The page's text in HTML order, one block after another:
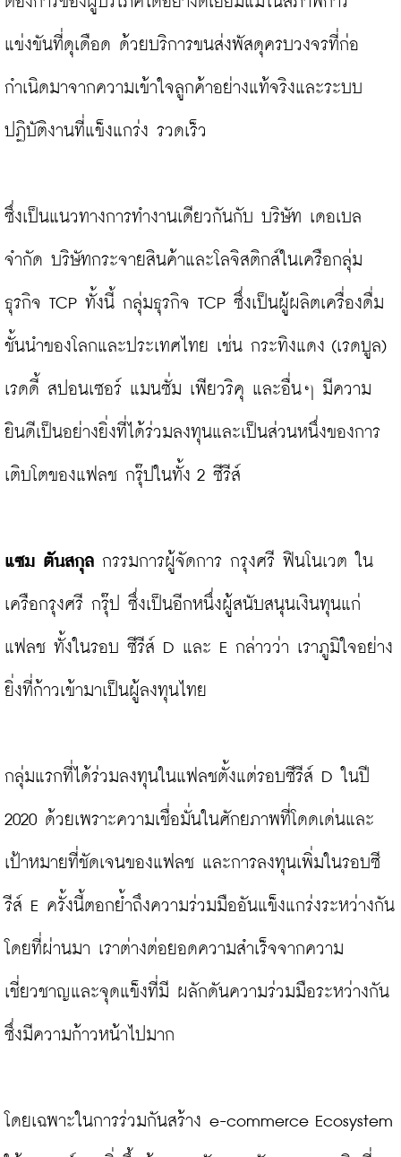
แข่งขันที่ดุเดือด ด้วยบริการขนส่งพัสดุครบวงจรที่ก่อ
กำเนิดมาจากความเข้าใจลูกค้าอย่างแท้จริงและระบบ
ปฏิบัติงานที่แข็งแกร่ง รวดเร็ว
ซึ่งเป็นแนวทางการทำงานเดียวกันกับ บริษัท เดอเบล
จำกัด บริษัทกระจายสินค้าและโลจิสติกส์ในเครือกลุ่ม
ธุรกิจ TCP ทั้งนี้ กลุ่มธุรกิจ TCP ซึ่งเป็นผู้ผลิตเครื่องดื่ม
ชั้นนำของโลกและประเทศไทย เช่น กระทิงแดง (เรดบูล)
เรดดี้ สปอนเซอร์ แมนซั่ม เพียวริคุ และอื่นๆ มีความ
ยินดีเป็นอย่างยิ่งที่ได้ร่วมลงทุนและเป็นส่วนหนึ่งของการ
เติบโตของแฟลช กรุ๊ปในทั้ง 2 ซีรีส์
แซม ตันสกุล กรรมการผู้จัดการ กรุงศรี ฟินโนเวต ใน
เครือกรุงศรี กรุ๊ป ซึ่งเป็นอีกหนึ่งผู้สนับสนุนเงินทุนแก่
แฟลช ทั้งในรอบ ซีรีส์ D และ E กล่าวว่า เราภูมิใจอย่าง
ยิ่งที่ก้าวเข้ามาเป็นผู้ลงทุนไทย
กลุ่มแรกที่ได้ร่วมลงทุนในแฟลชตั้งแต่รอบซีรีส์ D ในปี
2020 ด้วยเพราะความเชื่อมั่นในศักยภาพที่โดดเด่นและ
เป้าหมายที่ชัดเจนของแฟลช และการลงทุนเพิ่มในรอบซี
รีส์ E ครั้งนี้ตอกย้ำถึงความร่วมมืออันแข็งแกร่งระหว่างกัน
โดยที่ผ่านมา เราต่างต่อยอดความสำเร็จจากความ
เชี่ยวชาญและจุดแข็งที่มี ผลักดันความร่วมมือระหว่างกัน
ซึ่งมีความก้าวหน้าไปมาก
โดยเฉพาะในการร่วมกันสร้าง e-commerce Ecosystem